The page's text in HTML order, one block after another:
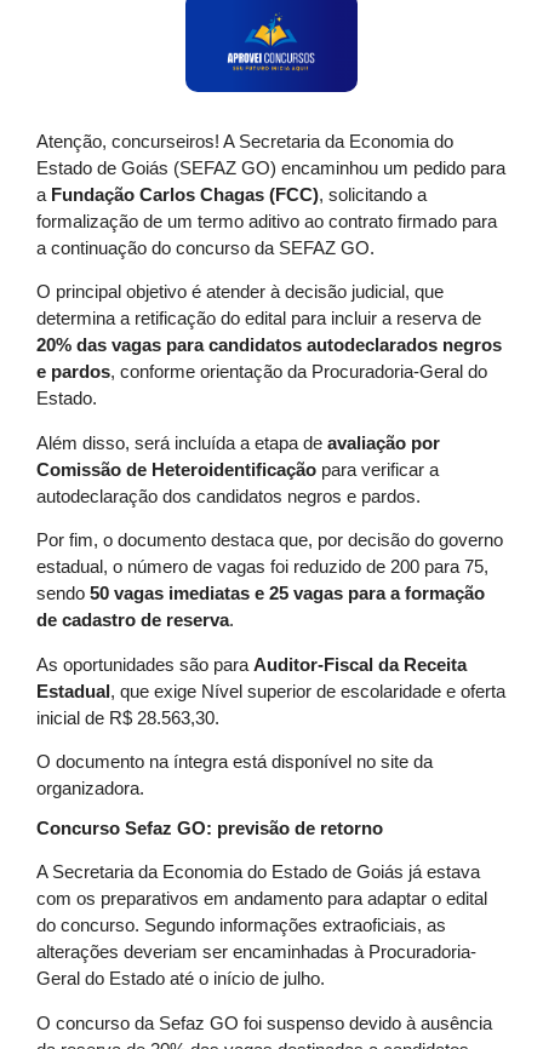
Atenção, concurseiros! A Secretaria da Economia do
Estado de Goiás (SEFAZ GO) encaminhou um pedido para
a Fundação Carlos Chagas (FCC), solicitando a
formalização de um termo aditivo ao contrato firmado para
a continuação do concurso da SEFAZ GO.
O principal objetivo é atender à decisão judicial, que
determina a retificação do edital para incluir a reserva de
20% das vagas para candidatos autodeclarados negros
e pardos, conforme orientação da Procuradoria-Geral do
Estado.
Além disso, será incluída a etapa de avaliação por
Comissão de Heteroidentificação para verificar a
autodeclaração dos candidatos negros e pardos.
Por fim, o documento destaca que, por decisão do governo
estadual, o número de vagas foi reduzido de 200 para 75,
sendo 50 vagas imediatas e 25 vagas para a formação
de cadastro de reserva.
As oportunidades são para Auditor-Fiscal da Receita
Estadual, que exige Nível superior de escolaridade e oferta
inicial de R$ 28.563,30.
O documento na íntegra está disponível no site da
organizadora.
Concurso Sefaz GO: previsão de retorno
A Secretaria da Economia do Estado de Goiás já estava
com os preparativos em andamento para adaptar o edital
do concurso. Segundo informações extraoficiais, as
alterações deveriam ser encaminhadas à Procuradoria-
Geral do Estado até o início de julho.
O concurso da Sefaz GO foi suspenso devido à ausência